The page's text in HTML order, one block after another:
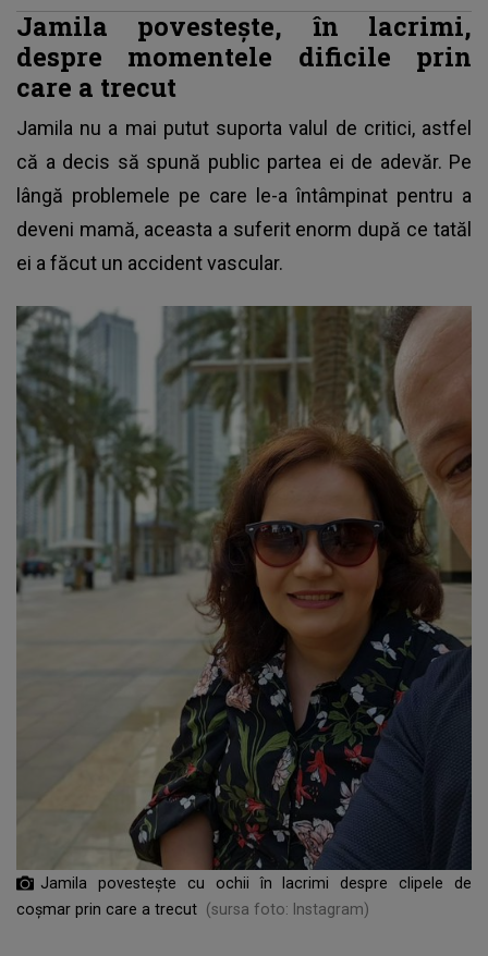
Jamila povestește, în lacrimi,
despre momentele dificile prin
care a trecut
Jamila nu a mai putut suporta valul de critici, astfel
că a decis să spună public partea ei de adevăr. Pe
lângă problemele pe care le-a întâmpinat pentru a
deveni mamă, aceasta a suferit enorm după ce tatăl
ei a făcut un accident vascular.
Jamila povestește cu ochii în lacrimi despre clipele de
coșmar prin care a trecut (sursa foto: Instagram)